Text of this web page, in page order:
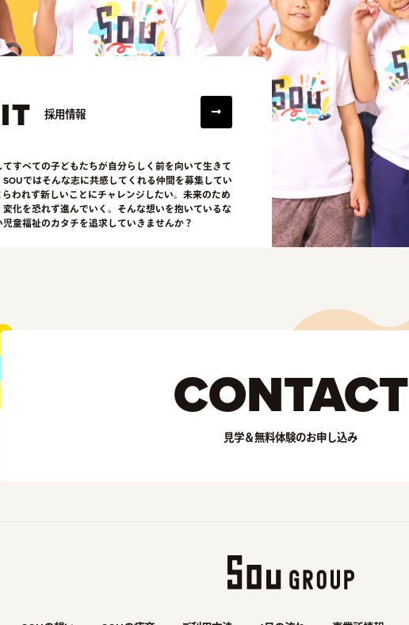
採用情報
てすべての子どもたちが自分らしく前を向いて生きて
ではそんな志に共感してくれる仲間を募集してい
われず新しいことにチャレンジしたい。未来のため
化を恐れず進んでいく。そんな想いを抱いているな
童福祉のカタチを追求していきませんか？
CONTACT
見学＆無料体験のお申し込み